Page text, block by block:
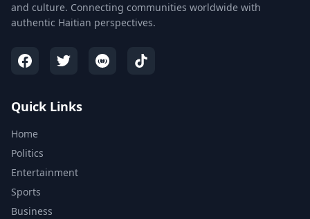
and culture. Connecting communities worldwide with
authentic Haitian perspectives.
Quick Links
Home
Politics
Entertainment
Sports
Business